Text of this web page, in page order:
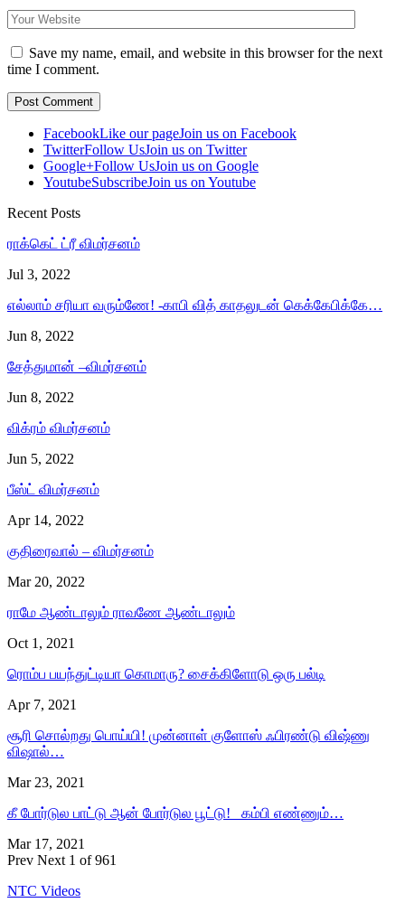
Save my name, email, and website in this browser for the next
time I comment.
FacebookLike our pageJoin us on Facebook
TwitterFollow UsJoin us on Twitter
Google+Follow UsJoin us on Google
YoutubeSubscribeJoin us on Youtube
Recent Posts
ராக்கெட் ட்ரீ விமர்சனம்
Jul 3, 2022
எல்லாம் சரியா வரும்ணே! -காபி வித் காதலுடன் கெக்கேபிக்கே…
Jun 8, 2022
சேத்துமான் –விமர்சனம்
Jun 8, 2022
விக்ரம் விமர்சனம்
Jun 5, 2022
பீஸ்ட் விமர்சனம்
Apr 14, 2022
குதிரைவால் – விமர்சனம்
Mar 20, 2022
ராமே ஆண்டாலும் ராவணே ஆண்டாலும்
Oct 1, 2021
ரொம்ப பயந்துட்டியா கொமாரு? சைக்கிளோடு ஒரு பல்டி
Apr 7, 2021
சூரி சொல்றது பொய்யி! முன்னாள் குளோஸ் ஃபிரண்டு விஷ்ணு
விஷால்…
Mar 23, 2021
கீ போர்டுல பாட்டு ஆன் போர்டுல பூட்டு! கம்பி எண்ணும்…
Mar 17, 2021
Prev Next 1 of 961
NTC Videos